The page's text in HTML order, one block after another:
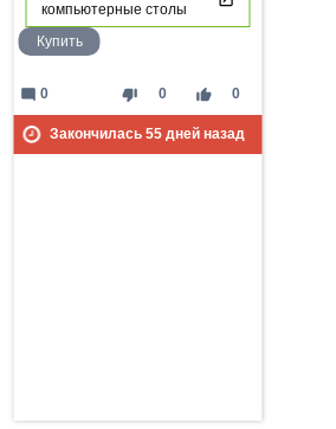
компьютерные столы
Купить
thumb_down 0 thumb_up 0
mode_comment 0
Закончилась 55дней назад